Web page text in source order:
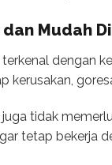
dan Mudah
dengan
kerusakan,
tidak
tetap bekerja